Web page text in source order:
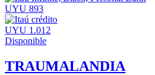
UYU 893
UYU 1.012
Disponible
TRAUMALANDIA